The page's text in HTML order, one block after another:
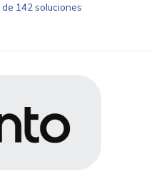
142 soluciones